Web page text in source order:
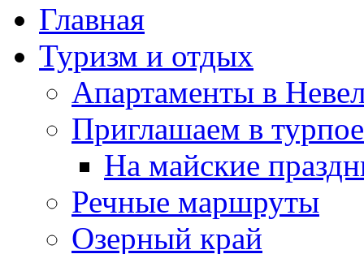
Главная
Туризм и отдых
Апартаменты в
Приглашаем в
На майские
Речные маршруты
Озерный край